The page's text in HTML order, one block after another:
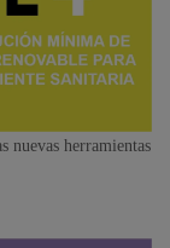
nuevas herramientas